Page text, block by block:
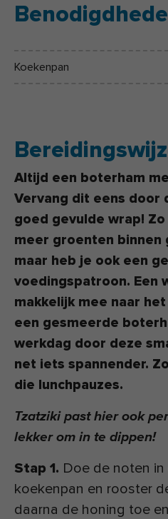
Koekenpan
Altijd een boterham
Vervang dit eens door
goed gevulde wrap!
meer groenten binnen
maar heb je ook een
voedingspatroon. Een
makkelijk mee naar
een gesmeerde
werkdag door deze
net iets spannender.
die lunchpauzes.
Tzatziki past hier ook
lekker om in te dippen!
Stap 1. Doe de noten
koekenpan en rooster
daarna de honing toe